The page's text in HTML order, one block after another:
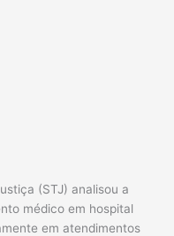
(STJ) analisou a
médico em hospital
em atendimentos